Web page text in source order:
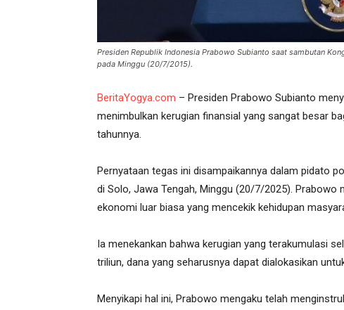
Presiden Republik Indonesia Prabowo Subianto saat sambutan
pada Minggu (20/7/2015).
BeritaYogya.com – Presiden Prabowo Subianto
menimbulkan kerugian finansial yang sangat besar
tahunnya.
Pernyataan tegas ini disampaikannya dalam pidato
di Solo, Jawa Tengah, Minggu (20/7/2025).
ekonomi luar biasa yang mencekik kehidupan
Ia menekankan bahwa kerugian yang terakumulasi
triliun, dana yang seharusnya dapat dialokasikan
Menyikapi hal ini, Prabowo mengaku telah